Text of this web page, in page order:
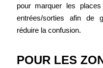
pour marquer les
entrées/sorties afin de
réduire la confusion.
POUR LES